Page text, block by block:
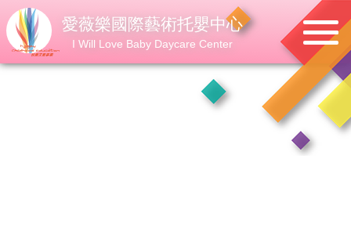
愛薇樂國際藝術托嬰中心
I Will Love Baby Daycare Center